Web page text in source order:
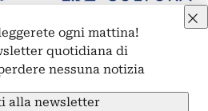
– Corso Vittorio Emanuele II, 287 –
dei dati personali
Emanuele II, 287 – 00186 Roma
ogni mattina!
quotidiana di
nessuna notizia
alla newsletter